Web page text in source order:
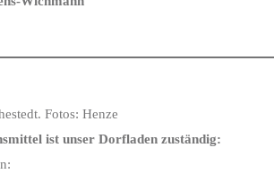
Fotos: Henze
ist unser Dorfladen zuständig: